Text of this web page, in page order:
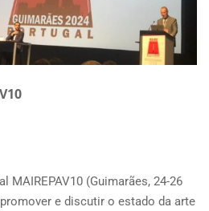
MAIREPAV10 (Guimarães, 24-26
e discutir o estado da arte